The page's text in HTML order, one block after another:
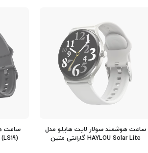
ساعت هوشمند سولار لایت هایلو مدل
HAYLOU Solar Lite گارانتی متین